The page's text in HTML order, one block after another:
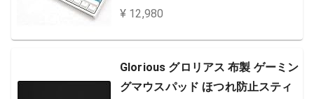
¥ 12,980
Glorious グロリアス 布製 ゲーミン
グマウスパッド ほつれ防止スティ